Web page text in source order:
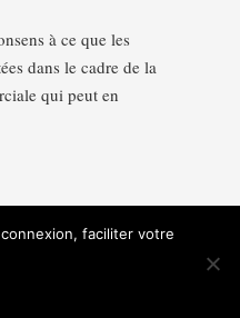
à ce que les
dans le cadre de la
qui peut en
faciliter votre